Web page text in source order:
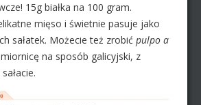
15g białka na 100 gram.
mięso i świetnie pasuje jako
sałatek. Możecie też zrobić pulpo a
na sposób galicyjski, z